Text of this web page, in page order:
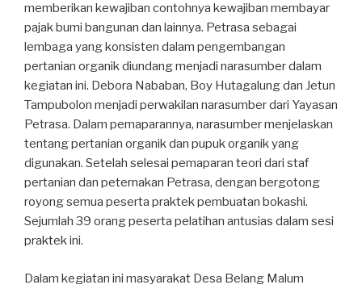
memberikan kewajiban contohnya kewajiban membayar
pajak bumi bangunan dan lainnya. Petrasa sebagai
lembaga yang konsisten dalam pengembangan
pertanian organik diundang menjadi narasumber dalam
kegiatan ini. Debora Nababan, Boy Hutagalung dan Jetun
Tampubolon menjadi perwakilan narasumber dari Yayasan
Petrasa. Dalam pemaparannya, narasumber menjelaskan
tentang pertanian organik dan pupuk organik yang
digunakan. Setelah selesai pemaparan teori dari staf
pertanian dan peternakan Petrasa, dengan bergotong
royong semua peserta praktek pembuatan bokashi.
Sejumlah 39 orang peserta pelatihan antusias dalam sesi
praktek ini.
Dalam kegiatan ini masyarakat Desa Belang Malum